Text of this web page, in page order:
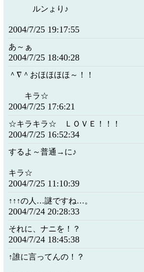
ルンょり♪
2004/7/25 19:17:55
あ～ぁ
2004/7/25 18:40:28
＾∇＾おほほほほ～！！
キラ☆
2004/7/25 17:6:21
☆キラキラ☆ ＬＯＶＥ！！！
2004/7/25 16:52:34
するよ～普通→に♪
キラ☆
2004/7/25 11:10:39
↑↑↑の人…謎ですね…。
2004/7/24 20:28:33
それに、ナニを！？
2004/7/24 18:45:38
↑誰に言ってんの！？